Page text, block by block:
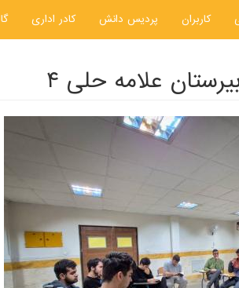
کاربران پردیس دانش کادر اداری
علامه حلی ۴